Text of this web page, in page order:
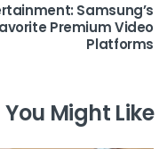
Samsung’s
Premium Video
Platforms
You Might Like